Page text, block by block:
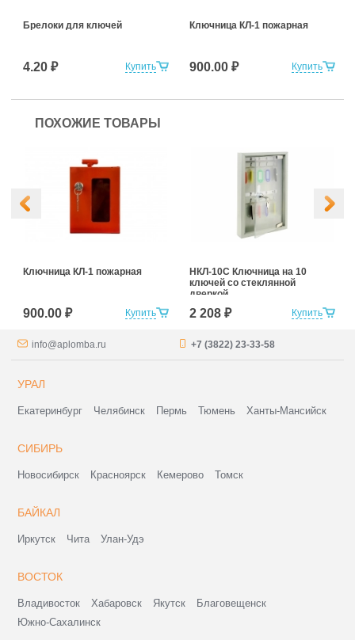
Купить
Брелоки для ключей
4.20 ₽ Купить
Ключница КЛ-1 пожарная
900.00 ₽
ПОХОЖИЕ ТОВАРЫ
Купить
Ключница КЛ-1 пожарная
900.00 ₽ Купить
НКЛ-10С Ключница на 10
ключей со стеклянной
дверкой
2 208 ₽
info@aplomba.ru +7 (3822) 23-33-58
УРАЛ
Екатеринбург Челябинск Пермь Тюмень Ханты-Мансийск
СИБИРЬ
Новосибирск Красноярск Кемерово Томск
БАЙКАЛ
Иркутск Чита Улан-Удэ
ВОСТОК
Владивосток Хабаровск Якутск
Благовещенск
Южно-Сахалинск